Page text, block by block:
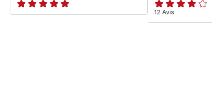
ratings.NaN
Avis
4
12 Avis